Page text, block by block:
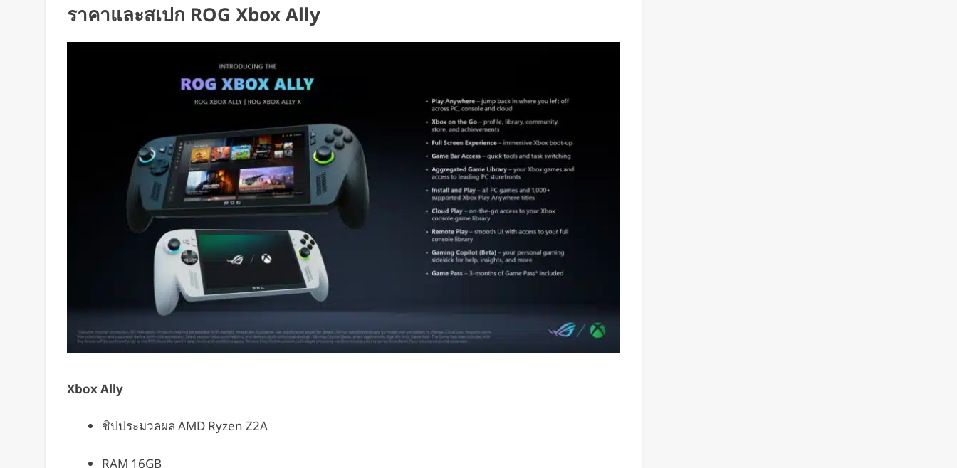
ราคาและสเปก ROG Xbox Ally
Xbox Ally
ชิปประมวลผล AMD Ryzen Z2A
RAM 16GB